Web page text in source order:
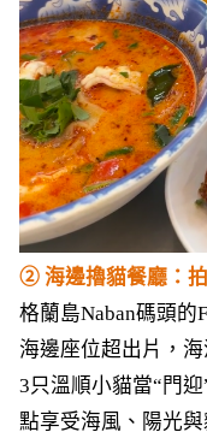
② 海邊擼貓餐廳：
格蘭島Naban碼頭的
海邊座位超出片，
3只溫順小貓當“門
點享受海風、陽光與